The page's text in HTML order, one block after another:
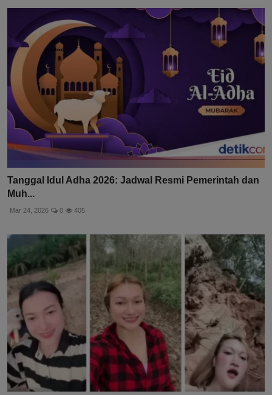
Tanggal Idul Adha 2026: Jadwal Resmi Pemerintah dan
Muh...
Mar 24, 2026 0 405